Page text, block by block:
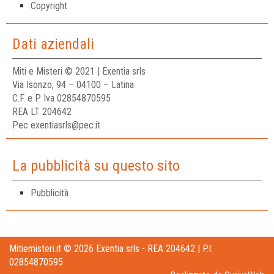
Copyright
Dati aziendali
Miti e Misteri © 2021 | Exentia srls
Via Isonzo, 94 – 04100 – Latina
C.F. e P. Iva 02854870595
REA LT 204642
Pec exentiasrls@pec.it
La pubblicità su questo sito
Pubblicità
Mitiemisteri.it © 2026 Exentia srls - REA 204642 | P.I.
02854870595